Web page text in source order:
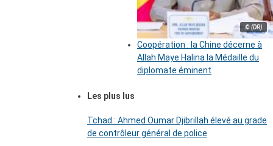
© (DR)
Coopération : la Chine décerne à
Allah Maye Halina la Médaille du
diplomate éminent
Les plus lus
Tchad : Ahmed Oumar Djibrillah élevé au grade
de contrôleur général de police